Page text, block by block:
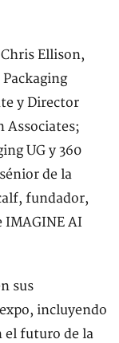
Ellison,
y Director
Associates;
UG y 360
de la
fundador,
IMAGINE AI
sus
incluyendo
el futuro de la